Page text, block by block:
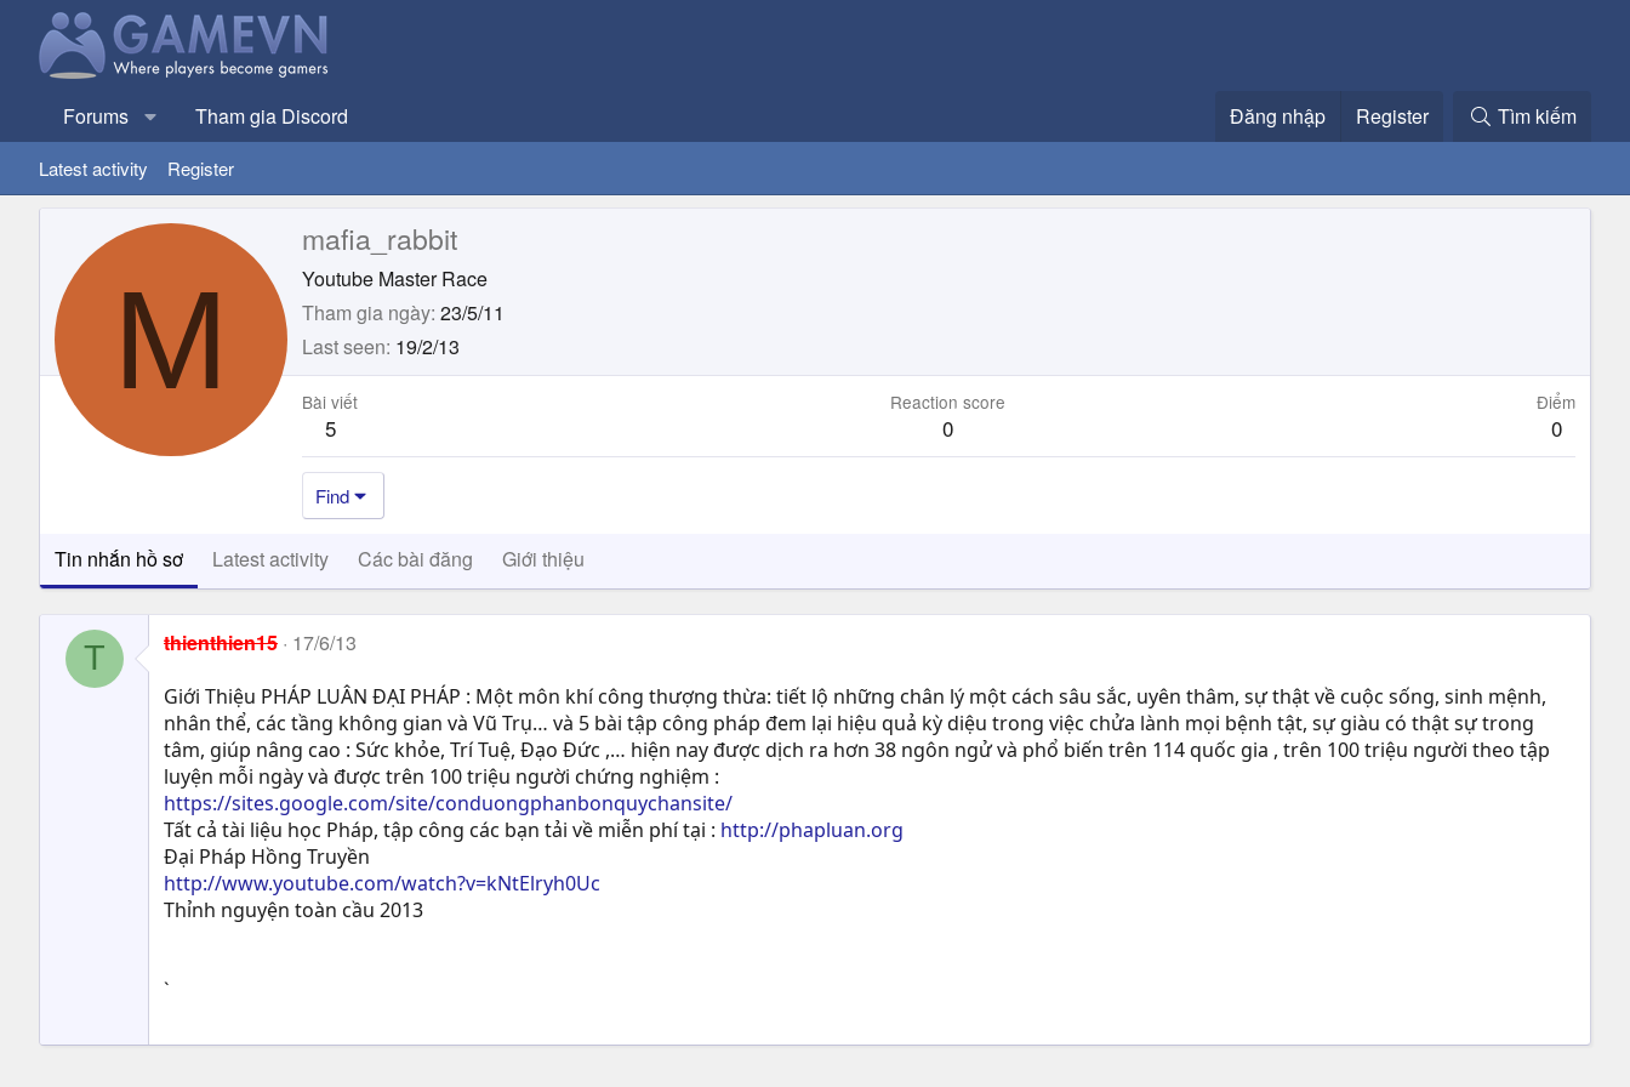
Forums Tham gia Discord Đăng nhập Register Tìm kiếm
Latest activity Register
M
mafia_rabbit
Youtube Master Race
Tham gia ngày 23/5/11
Last seen 19/2/13
Bài viết
5
Reaction score
0
Điểm
0
Find
Tin nhắn hồ sơ Latest activity Các bài đăng Giới thiệu
T thienthien15 17/6/13
Giới Thiệu PHÁP LUÂN ĐẠI PHÁP : Một môn khí công thượng thừa: tiết lộ những chân lý một cách sâu sắc, uyên thâm, sự thật về cuộc sống, sinh mệnh,
nhân thể, các tầng không gian và Vũ Trụ… và 5 bài tập công pháp đem lại hiệu quả kỳ diệu trong việc chửa lành mọi bệnh tật, sự giàu có thật sự trong
tâm, giúp nâng cao : Sức khỏe, Trí Tuệ, Ðạo Ðức ,… hiện nay được dịch ra hơn 38 ngôn ngử và phổ biến trên 114 quốc gia , trên 100 triệu người theo tập
luyện mỗi ngày và được trên 100 triệu người chứng nghiệm :
https://sites.google.com/site/conduongphanbonquychansite/
Tất cả tài liệu học Pháp, tập công các bạn tải về miễn phí tại : http://phapluan.org
Đại Pháp Hồng Truyền
http://www.youtube.com/watch?v=kNtElryh0Uc
Thỉnh nguyện toàn cầu 2013
`